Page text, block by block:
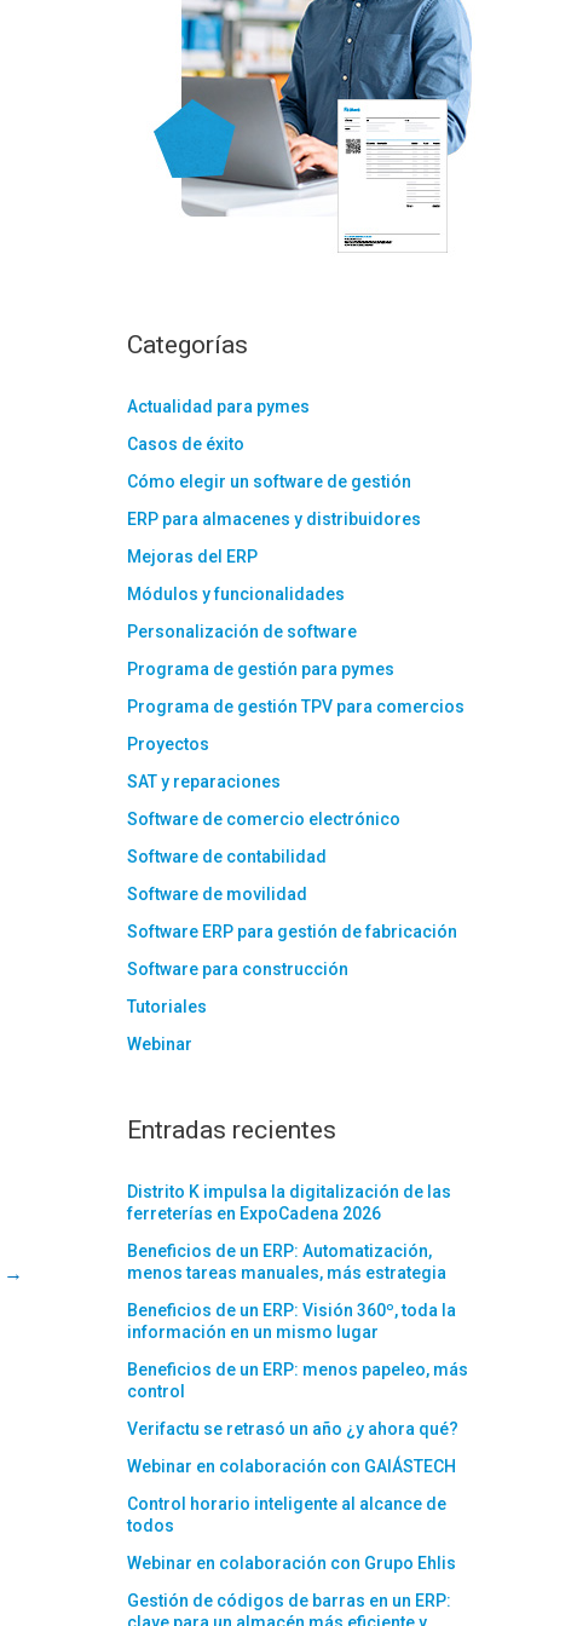
→
Categorías
Actualidad para pymes
Casos de éxito
Cómo elegir un software de gestión
ERP para almacenes y distribuidores
Mejoras del ERP
Módulos y funcionalidades
Personalización de software
Programa de gestión para pymes
Programa de gestión TPV para comercios
Proyectos
SAT y reparaciones
Software de comercio electrónico
Software de contabilidad
Software de movilidad
Software ERP para gestión de fabricación
Software para construcción
Tutoriales
Webinar
Entradas recientes
Distrito K impulsa la digitalización de las
ferreterías en ExpoCadena 2026
Beneficios de un ERP: Automatización,
menos tareas manuales, más estrategia
Beneficios de un ERP: Visión 360º, toda la
información en un mismo lugar
Beneficios de un ERP: menos papeleo, más
control
Verifactu se retrasó un año ¿y ahora qué?
Webinar en colaboración con GAIÁSTECH
Control horario inteligente al alcance de
todos
Webinar en colaboración con Grupo Ehlis
Gestión de códigos de barras en un ERP: